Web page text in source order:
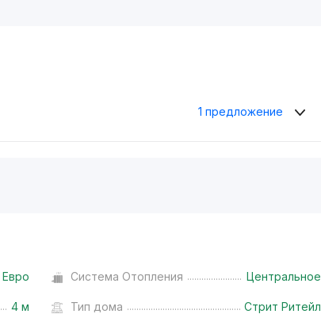
1 предложение
Евро Система Отопления Центральное
4 м Тип дома Стрит Ритейл